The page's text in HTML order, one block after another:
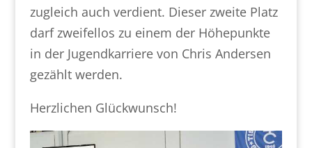
zugleich auch verdient. Dieser zweite Platz
darf zweifellos zu einem der Höhepunkte
in der Jugendkarriere von Chris Andersen
gezählt werden.
Herzlichen Glückwunsch!